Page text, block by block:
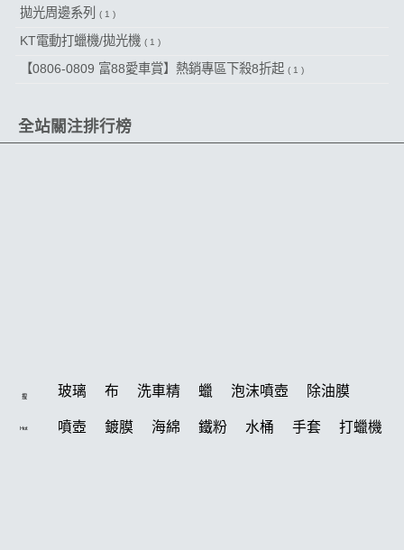
拋光周邊系列 ( 1 )
KT電動打蠟機/拋光機 ( 1 )
【0806-0809 富88愛車賞】熱銷專區下殺8折起 ( 1 )
全站關注排行榜
搜
Hot
玻璃 布 洗車精 蠟 泡沫噴壺 除油膜
噴壺 鍍膜 海綿 鐵粉 水桶 手套 打蠟機